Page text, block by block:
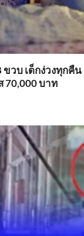
ขวบ เด็กง่วงทุกคื
70,000 บาท